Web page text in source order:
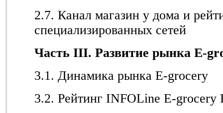
2.7. Канал магазин у дома и
специализированных сетей
Часть III. Развитие рынка E-
3.1. Динамика рынка E-grocery
3.2. Рейтинг INFOLine E-grocery